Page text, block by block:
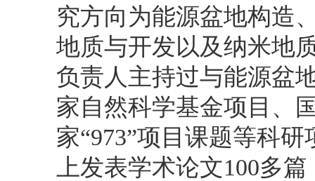
究方向为能源盆地构造
地质与开发以及纳米地
负责人主持过与能源盆
家自然科学基金项目、
家“973”项目课题等科
上发表学术论文100多